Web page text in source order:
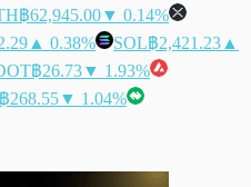
฿62,945.00▼ 0.14%
▲ 0.38% SOL฿2,421.23 ▲
฿26.73▼ 1.93%
฿268.55▼ 1.04%